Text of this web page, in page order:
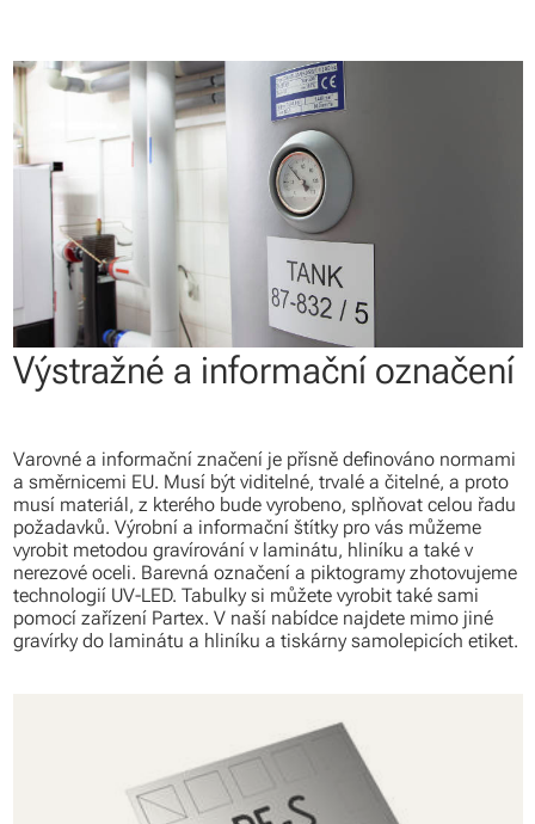
Výstražné a informační označení
Varovné a informační značení je přísně definováno normami
a směrnicemi EU. Musí být viditelné, trvalé a čitelné, a proto
musí materiál, z kterého bude vyrobeno, splňovat celou řadu
požadavků. Výrobní a informační štítky pro vás můžeme
vyrobit metodou gravírování v laminátu, hliníku a také v
nerezové oceli. Barevná označení a piktogramy zhotovujeme
technologií UV-LED. Tabulky si můžete vyrobit také sami
pomocí zařízení Partex. V naší nabídce najdete mimo jiné
gravírky do laminátu a hliníku a tiskárny samolepicích etiket.